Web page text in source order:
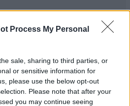
Process My Personal
sale, sharing to third parties, or
or sensitive information for
please use the below opt-out
Please note that after your
you may continue seeing